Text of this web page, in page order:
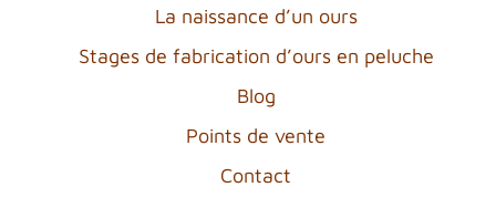
La naissance d’un ours
Stages de fabrication d’ours en peluche
Blog
Points de vente
Contact